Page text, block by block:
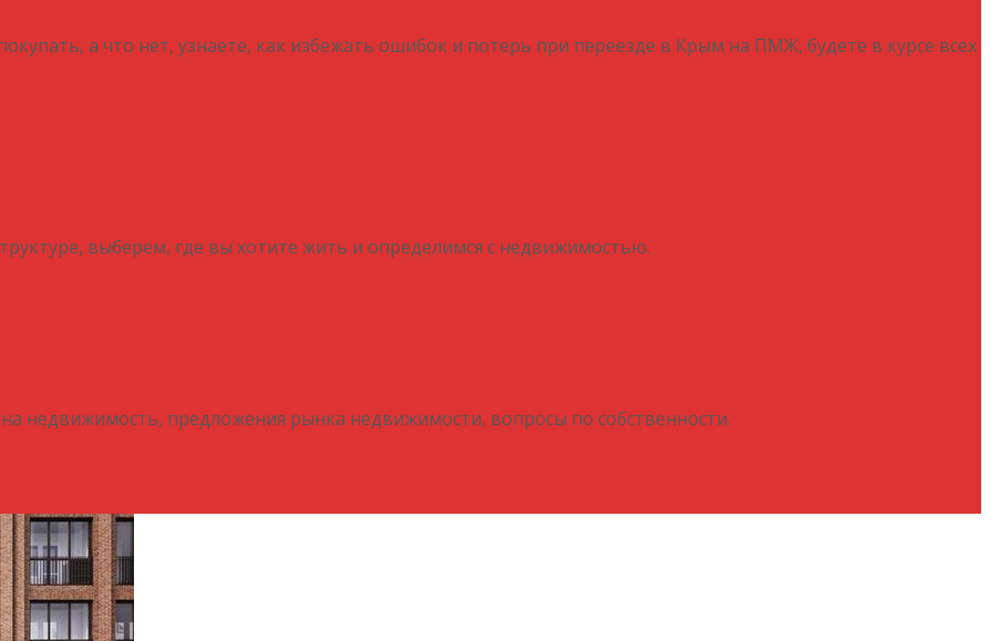
а что нет, узнаете, как избежать ошибок и потерь при переезде в Крым на ПМЖ, будете в курсе всех
выберем, где вы хотите жить и определимся с недвижимостью.
недвижимость, предложения рынка недвижимости, вопросы по собственности.